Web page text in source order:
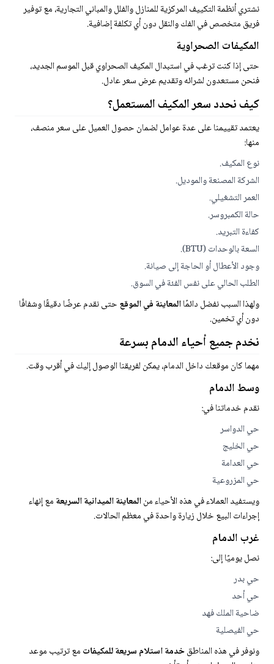
نشتري أنظمة التكييف المركزية للمنازل والفلل والمباني التجارية، مع توفير
فريق متخصص في الفك والنقل دون أي تكلفة إضافية.
المكيفات الصحراوية
حتى إذا كنت ترغب في استبدال المكيف الصحراوي قبل الموسم الجديد،
فنحن مستعدون لشرائه وتقديم عرض سعر عادل.
كيف نحدد سعر المكيف المستعمل؟
يعتمد تقييمنا على عدة عوامل لضمان حصول العميل على سعر منصف،
منها:
نوع المكيف.
الشركة المصنعة والموديل.
العمر التشغيلي.
حالة الكمبروسر.
كفاءة التبريد.
السعة بالوحدات (BTU).
وجود الأعطال أو الحاجة إلى صيانة.
الطلب الحالي على نفس الفئة في السوق.
ولهذا السبب نفضل دائمًاالمعاينة في الموقعحتى نقدم عرضًا دقيقًا وشفافًا
دون أي تخمين.
نخدم جميع أحياء الدمام بسرعة
مهما كان موقعك داخل الدمام، يمكن لفريقنا الوصول إليك في أقرب وقت.
وسط الدمام
نقدم خدماتنا في:
حي الدواسر
حي الخليج
حي العدامة
حي المزروعية
ويستفيد العملاء في هذه الأحياء منالمعاينة الميدانية السريعةمع إنهاء
إجراءات البيع خلال زيارة واحدة في معظم الحالات.
غرب الدمام
نصل يوميًا إلى:
حي بدر
حي أحد
ضاحية الملك فهد
حي الفيصلية
ونوفر في هذه المناطقخدمة استلام سريعة للمكيفاتمع ترتيب موعد